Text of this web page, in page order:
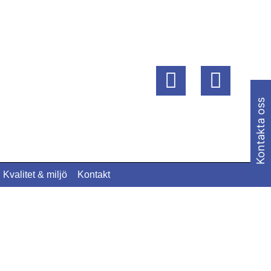
Kvalitet & miljö Kontakt
Kontakta oss